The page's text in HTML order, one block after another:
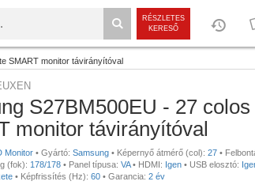
RÉSZLETES
KERESŐ
SMART monitor távirányítóval
S27BM500EU - 27
monitor távirányítóval
Monitor • Gyártó: Samsung • Képernyő átmérő (col): 27 •
(fok): 178/178 • Panel típusa: VA • HDMI: Igen • USB elosztó:
• Képfrissítés (Hz): 60 • Garancia: 2 év